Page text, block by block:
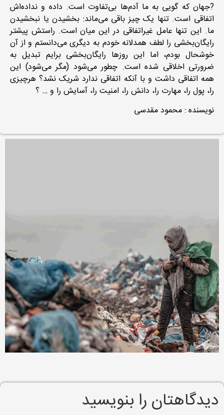
?جهان که گویی به ما آدم‌ها بی‌تفاوت است. داده و نداده‌اش
اتفاقی است‌. تنها یک چیز باقی می‌ماند: بخشیدن یا نبخشیدن
ما. این تنها عامل غیراتفاقی در این میان است‌. راستش پیشتر
رایگان‌بخشی را لطف همدلانه خودم به دیگری می‌دانستم و از آن
خوشحال بودم، اما این روزها رایگان‌بخشی برایم تبدیل به
ضرورتی اخلاقی شده است‌. چطور می‌شود (مگر می‌شود) این
همه اتفاقی داشت و با آنکه اتفاقی ندارد شریک نشد؟ هرچیزی
را، پول را، مهارت را، دانش را، امنیت را، آسایش را و … ؟
نویسنده : محمود مقدسی
را بنویسید